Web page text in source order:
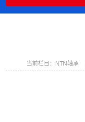
当前栏目：NTN轴承